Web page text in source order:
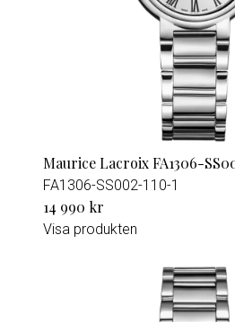
Maurice Lacroix FA1306-
FA1306-SS002-110-1
14 990 kr
Visa produkten